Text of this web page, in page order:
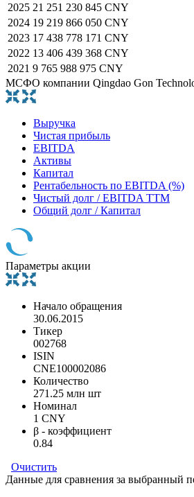
2025 21 251 230 845 CNY
2024 19 219 866 050 CNY
2023 17 438 778 171 CNY
2022 13 406 439 368 CNY
2021 9 765 988 975 CNY
МСФО компании Qingdao Gon
Выручка
Чистая прибыль
EBITDA
Активы
Капитал
Рентабельность по EBITDA (%)
Чистый долг / EBITDA TTM
Общий долг / Капитал
Параметры акции
Начало обращения
30.06.2015
Тикер
002768
ISIN
CNE100002086
Количество
271.25 млн шт
Номинал
1 CNY
β - коэффициент
0.84
Очистить
Данные для сравнения за выбранный